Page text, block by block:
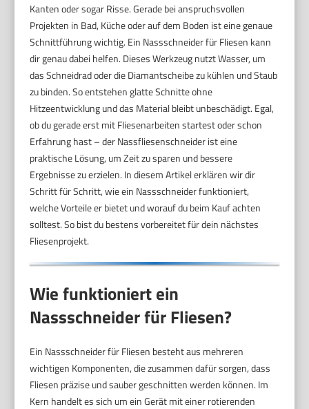
Kanten oder sogar Risse. Gerade bei anspruchsvollen
Projekten in Bad, Küche oder auf dem Boden ist eine genaue
Schnittführung wichtig. Ein Nassschneider für Fliesen kann
dir genau dabei helfen. Dieses Werkzeug nutzt Wasser, um
das Schneidrad oder die Diamantscheibe zu kühlen und Staub
zu binden. So entstehen glatte Schnitte ohne
Hitzeentwicklung und das Material bleibt unbeschädigt. Egal,
ob du gerade erst mit Fliesenarbeiten startest oder schon
Erfahrung hast – der Nassfliesenschneider ist eine
praktische Lösung, um Zeit zu sparen und bessere
Ergebnisse zu erzielen. In diesem Artikel erklären wir dir
Schritt für Schritt, wie ein Nassschneider funktioniert,
welche Vorteile er bietet und worauf du beim Kauf achten
solltest. So bist du bestens vorbereitet für dein nächstes
Fliesenprojekt.
Wie funktioniert ein
Nassschneider für Fliesen?
Ein Nassschneider für Fliesen besteht aus mehreren
wichtigen Komponenten, die zusammen dafür sorgen, dass
Fliesen präzise und sauber geschnitten werden können. Im
Kern handelt es sich um ein Gerät mit einer rotierenden